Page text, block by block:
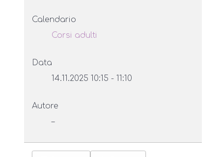
Calendario
Corsi adulti
Data
14.11.2025 10:15 - 11:10
Autore
–